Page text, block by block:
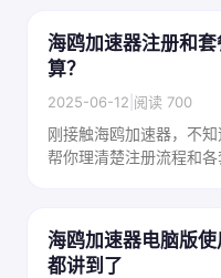
海鸥加速器注册和
算？
2025-06-12 阅读 700
刚接触海鸥加速器，不
帮你理清楚注册流程和
海鸥加速器电脑版
都讲到了